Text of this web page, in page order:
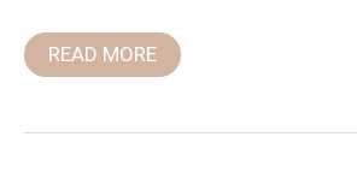
接
頭
AAMIC-
READ MORE